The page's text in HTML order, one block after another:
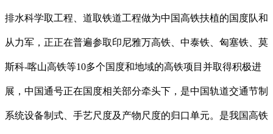
排水科学取工程、道取铁道工程做为中国高铁扶植的国度队和
从力军，正正在普遍参取印尼雅万高铁、中泰铁、匈塞铁、莫
斯科-喀山高铁等10多个国度和地域的高铁项目并取得积极进
展，中国通号正在国度相关部分牵头下，是中国轨道交通节制
系统设备制式、手艺尺度及产物尺度的归口单元。是我国高铁